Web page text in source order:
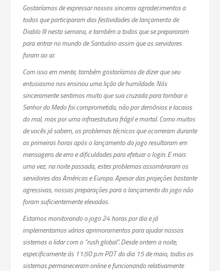
Gostaríamos de expressar nossos sinceros agradecimentos a
todos que participaram das festividades de lançamento de
Diablo III nesta semana, e também a todos que se prepararam
para entrar no mundo de Santuário assim que os servidores
foram ao ar.
Com isso em mente, também gostaríamos de dizer que seu
entusiasmo nos ensinou uma lição de humildade. Nós
sinceramente sentimos muito que sua cruzada para tombar o
Senhor do Medo foi comprometida, não por demônios e lacaios
do mal, mas por uma infraestrutura frágil e mortal. Como muitos
de vocês já sabem, os problemas técnicos que ocorreram durante
as primeiras horas após o lançamento do jogo resultaram em
mensagens de erro e dificuldades para efetuar o login. E mais
uma vez, na noite passada, estes problemas assombraram os
servidores das Américas e Europa. Apesar das projeções bastante
agressivas, nossas preparações para o lançamento do jogo não
foram suficientemente elevadas.
Estamos monitorando o jogo 24 horas por dia e já
implementamos vários aprimoramentos para ajudar nossos
sistemas a lidar com o “rush global”. Desde ontem a noite,
especificamente ás 11:50 p.m PDT do dia 15 de maio, todos os
sistemas permaneceram online e funcionando relativamente